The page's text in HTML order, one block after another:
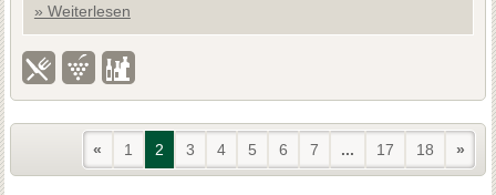
» Weiterlesen
« 1 2 3 4 5 6 7 ... 17 18 »